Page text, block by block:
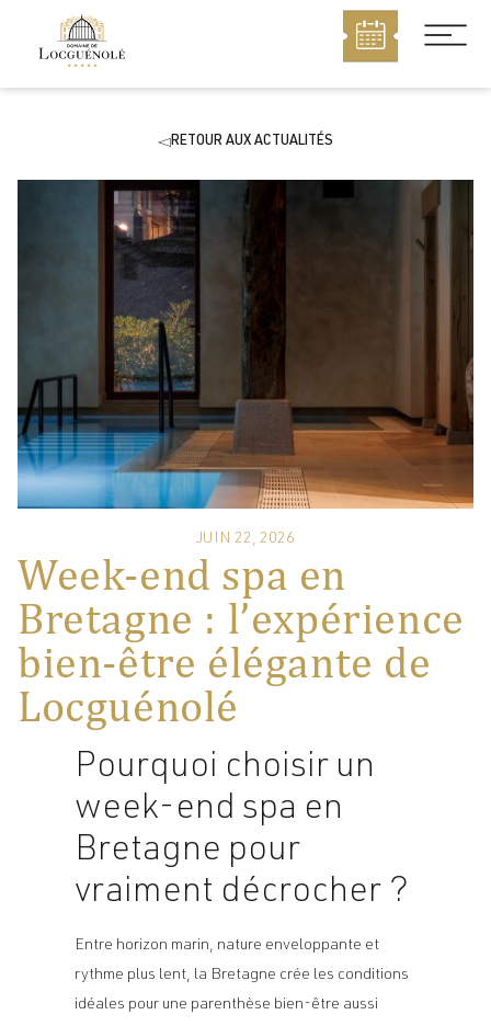
MENU
RETOUR AUX ACTUALITÉS
JUIN 22, 2026
Week-end spa en
Bretagne : l’expérience
bien-être élégante de
Locguénolé
Pourquoi choisir un
week-end spa en
Bretagne pour
vraiment décrocher ?
Entre horizon marin, nature enveloppante et
rythme plus lent, la Bretagne crée les conditions
idéales pour une parenthèse bien-être aussi